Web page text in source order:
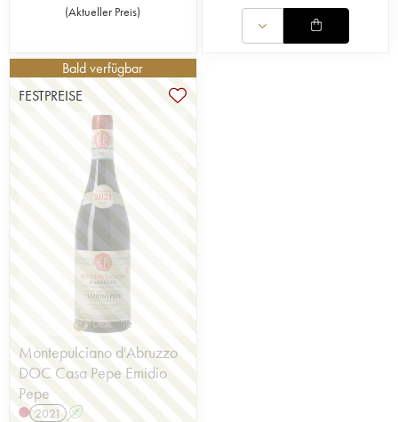
(Aktueller Preis)
Bald verfügbar
FESTPREISE
Montepulciano d'Abruzzo
DOC Casa Pepe Emidio
Pepe
2021 A